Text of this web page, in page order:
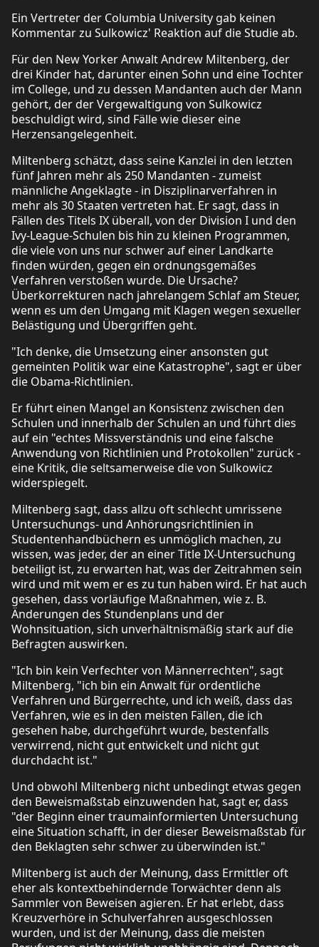
Ein Vertreter der Columbia University gab keinen
Kommentar zu Sulkowicz' Reaktion auf die Studie ab.
Für den New Yorker Anwalt Andrew Miltenberg, der
drei Kinder hat, darunter einen Sohn und eine Tochter
im College, und zu dessen Mandanten auch der Mann
gehört, der der Vergewaltigung von Sulkowicz
beschuldigt wird, sind Fälle wie dieser eine
Herzensangelegenheit.
Miltenberg schätzt, dass seine Kanzlei in den letzten
fünf Jahren mehr als 250 Mandanten - zumeist
männliche Angeklagte - in Disziplinarverfahren in
mehr als 30 Staaten vertreten hat. Er sagt, dass in
Fällen des Titels IX überall, von der Division I und den
Ivy-League-Schulen bis hin zu kleinen Programmen,
die viele von uns nur schwer auf einer Landkarte
finden würden, gegen ein ordnungsgemäßes
Verfahren verstoßen wurde. Die Ursache?
Überkorrekturen nach jahrelangem Schlaf am Steuer,
wenn es um den Umgang mit Klagen wegen sexueller
Belästigung und Übergriffen geht.
"Ich denke, die Umsetzung einer ansonsten gut
gemeinten Politik war eine Katastrophe", sagt er über
die Obama-Richtlinien.
Er führt einen Mangel an Konsistenz zwischen den
Schulen und innerhalb der Schulen an und führt dies
auf ein "echtes Missverständnis und eine falsche
Anwendung von Richtlinien und Protokollen" zurück -
eine Kritik, die seltsamerweise die von Sulkowicz
widerspiegelt.
Miltenberg sagt, dass allzu oft schlecht umrissene
Untersuchungs- und Anhörungsrichtlinien in
Studentenhandbüchern es unmöglich machen, zu
wissen, was jeder, der an einer Title IX-Untersuchung
beteiligt ist, zu erwarten hat, was der Zeitrahmen sein
wird und mit wem er es zu tun haben wird. Er hat auch
gesehen, dass vorläufige Maßnahmen, wie z. B.
Änderungen des Stundenplans und der
Wohnsituation, sich unverhältnismäßig stark auf die
Befragten auswirken.
"Ich bin kein Verfechter von Männerrechten", sagt
Miltenberg, "ich bin ein Anwalt für ordentliche
Verfahren und Bürgerrechte, und ich weiß, dass das
Verfahren, wie es in den meisten Fällen, die ich
gesehen habe, durchgeführt wurde, bestenfalls
verwirrend, nicht gut entwickelt und nicht gut
durchdacht ist."
Und obwohl Miltenberg nicht unbedingt etwas gegen
den Beweismaßstab einzuwenden hat, sagt er, dass
"der Beginn einer traumainformierten Untersuchung
eine Situation schafft, in der dieser Beweismaßstab für
den Beklagten sehr schwer zu überwinden ist."
Miltenberg ist auch der Meinung, dass Ermittler oft
eher als kontextbehindernde Torwächter denn als
Sammler von Beweisen agieren. Er hat erlebt, dass
Kreuzverhöre in Schulverfahren ausgeschlossen
wurden, und ist der Meinung, dass die meisten